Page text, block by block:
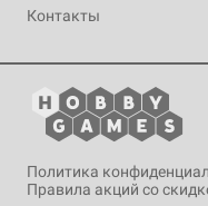
Контакты
Политика
Правила акций со